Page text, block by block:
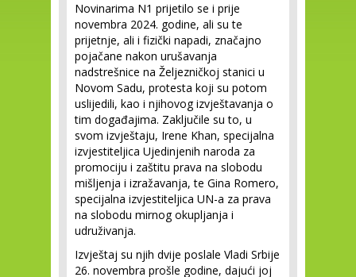
Novinarima N1 prijetilo se i prije
novembra 2024. godine, ali su te
prijetnje, ali i fizički napadi, značajno
pojačane nakon urušavanja
nadstrešnice na Željezničkoj stanici u
Novom Sadu, protesta koji su potom
uslijedili, kao i njihovog izvještavanja o
tim događajima. Zaključile su to, u
svom izvještaju, Irene Khan, specijalna
izvjestiteljica Ujedinjenih naroda za
promociju i zaštitu prava na slobodu
mišljenja i izražavanja, te Gina Romero,
specijalna izvjestiteljica UN-a za prava
na slobodu mirnog okupljanja i
udruživanja.
Izvještaj su njih dvije poslale Vladi Srbije
26. novembra prošle godine, dajući joj